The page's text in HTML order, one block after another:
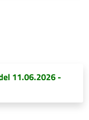
11.06.2026 -